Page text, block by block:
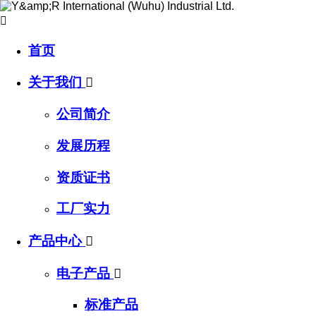

首页
关于我们 
公司简介
发展历程
资质证书
工厂实力
产品中心 
电子产品 
标准产品